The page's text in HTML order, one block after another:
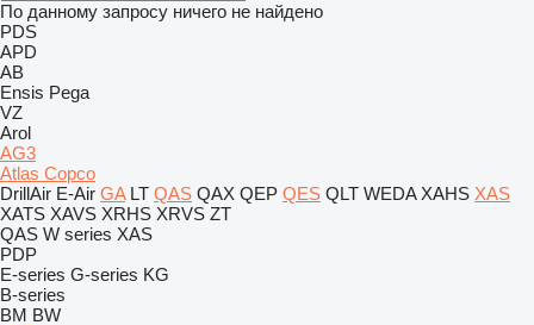
По данному запросу ничего не найдено
PDS
APD
AB
Ensis Pega
VZ
Arol
AG3
Atlas Copco
DrillAir E-Air GA LT QAS QAX QEP QES QLT WEDA XAHS XAS
XATS XAVS XRHS XRVS ZT
QAS W series XAS
PDP
E-series G-series KG
B-series
BM BW